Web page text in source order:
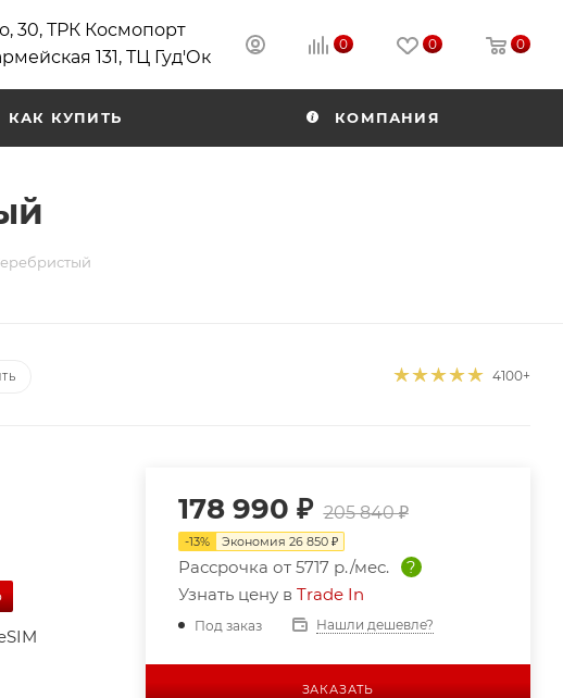
30, ТРК Космопорт
131, ТЦ Гуд'Ок
0 0 0
КАК КУПИТЬ КОМПАНИЯ
4100+
178 990 ₽ 205 840₽
-13% Экономия 26 850₽
Рассрочка от 5717 р./мес.
?
Узнать цену в Trade In
Под заказ Нашли дешевле?
ЗАКАЗАТЬ